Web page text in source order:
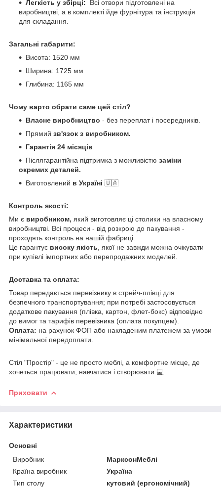
Легкість у збірці:
Всі отвори підготовлені на
виробництві, а в комплекті йде фурнітура та інструкція
для складання.
Загальні габарити:
Висота: 1520 мм
Ширина: 1725 мм
Глибина: 1165 мм
​​​​Чому варто обрати саме цей стіл?
Власне виробництво - без переплат і посередників.
Прямий зв'язок з виробником.
Гарантія 24 місяців
Післягарантійна підтримка з можливістю заміни
окремих деталей.
Виготовлений в Україні 🇺🇦
Контроль якості:
Ми є виробником, який виготовляє ці столики на власному
виробництві. Всі процеси - від розкрою до пакування -
проходять контроль на нашій фабриці.
Це гарантує високу якість , якої не завжди можна очікувати
при купівлі імпортних або перепродажних моделей.
Доставка та оплата:
Товар передається перевізнику в стрейч-плівці для
безпечного транспортування; при потребі застосовується
додаткове пакування (плівка, картон, флет-бокс) відповідно
до вимог та тарифів перевізника (оплата покупцем).
Оплата: на рахунок ФОП або накладеним платежем за умови
мінімальної передоплати.
Стіл "Простір" - це не просто меблі, а комфортне місце, де
хочеться працювати, навчатися і створювати 💻
Приховати
Характеристики
Основні
Виробник
МарксонМеблі
Країна виробник
Україна
Тип столу
кутовий (ергономічний)